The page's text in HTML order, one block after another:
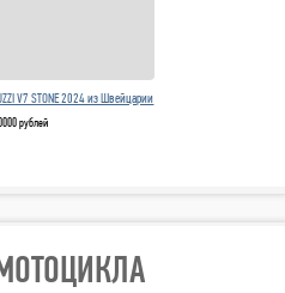
V7 STONE 2024 из Швейцарии
рублей